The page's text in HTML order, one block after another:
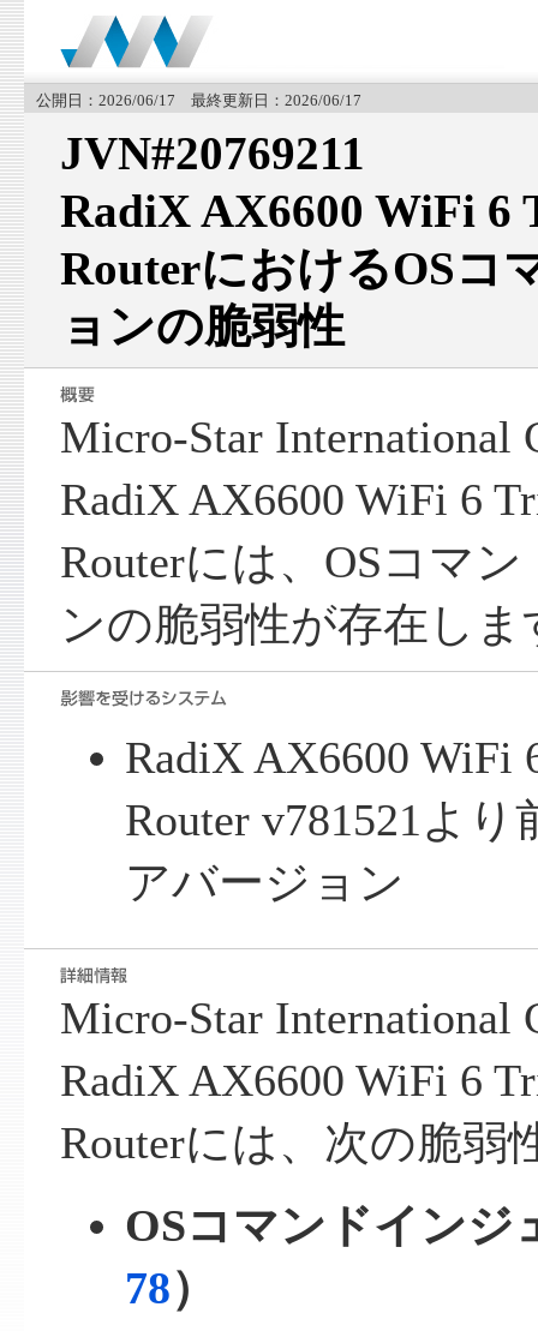
公開日：2026/06/17 最終更新日：2026/06/17
JVN#20769211
RadiX AX6600 WiFi 6
RouterにおけるOSコ
ョンの脆弱性
Micro-Star
RadiX AX6600 WiFi 6
Routerには、OSコマ
ンの脆弱性が存在しま
RadiX AX6600 WiFi
Router v781521よ
アバージョン
Micro-Star
RadiX AX6600 WiFi 6
Routerには、次の脆弱
OSコマンドインジ
78）